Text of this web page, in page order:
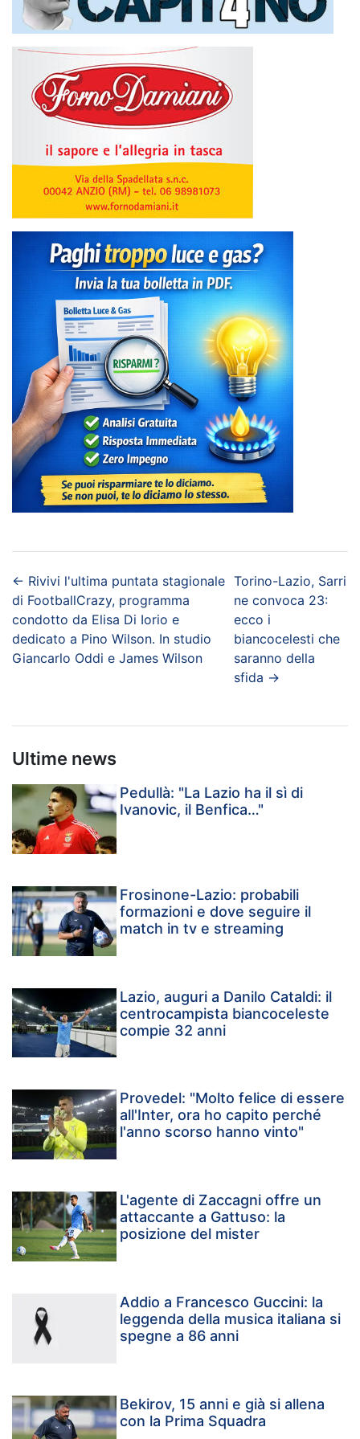
← Rivivi l'ultima puntata stagionale
di FootballCrazy, programma
condotto da Elisa Di Iorio e
dedicato a Pino Wilson. In studio
Giancarlo Oddi e James Wilson
Torino-Lazio, Sarri
ne convoca 23:
ecco i
biancocelesti che
saranno della
sfida →
Ultime news
Pedullà: "La Lazio ha il sì di
Ivanovic, il Benfica…"
Frosinone-Lazio: probabili
formazioni e dove seguire il
match in tv e streaming
Lazio, auguri a Danilo Cataldi: il
centrocampista biancoceleste
compie 32 anni
Provedel: "Molto felice di essere
all'Inter, ora ho capito perché
l'anno scorso hanno vinto"
L'agente di Zaccagni offre un
attaccante a Gattuso: la
posizione del mister
Addio a Francesco Guccini: la
leggenda della musica italiana si
spegne a 86 anni
Bekirov, 15 anni e già si allena
con la Prima Squadra